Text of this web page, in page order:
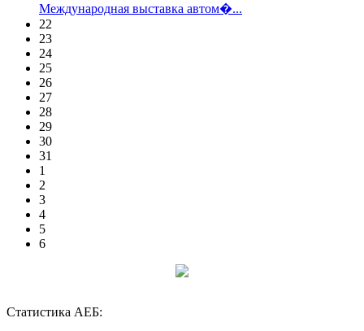
Международная выставка автом�...
22
23
24
25
26
27
28
29
30
31
1
2
3
4
5
6
Статистика АЕБ: